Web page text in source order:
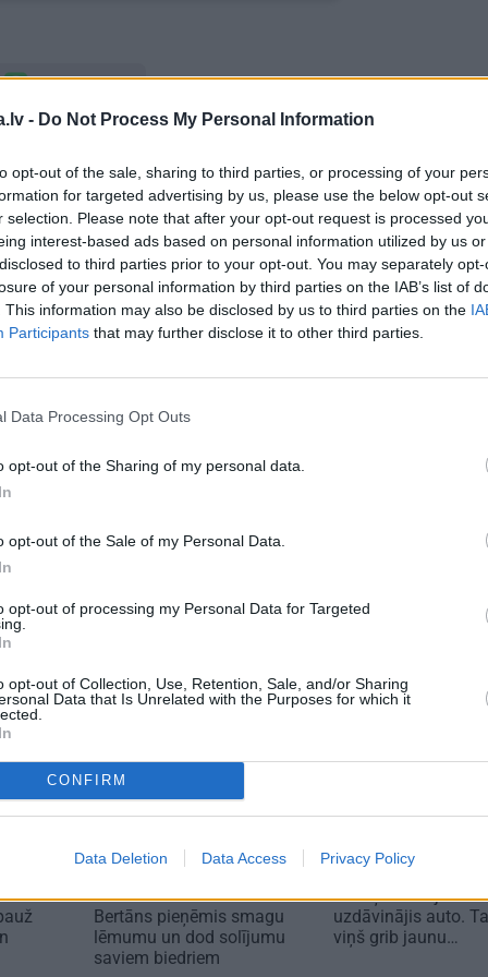
- Do Not Process My Personal Information
opt-out of the sale, sharing to third parties, or processing of your
for targeted advertising by us, please use the below opt-out
selection. Please note that after your opt-out request is processed
interest-based ads based on personal information utilized by us
to third parties prior to your opt-out. You may separately
of your personal information by third parties on the IAB’s list of
This information may also be disclosed by us to third parties on the
Participants that may further disclose it to other third parties.
Data Processing Opt Outs
opt-out of the Sharing of my personal data.
opt-out of the Sale of my Personal Data.
opt-out of processing my Personal Data for Targeted
opt-out of Collection, Use, Retention, Sale, and/or Sharing
Data that Is Unrelated with the Purposes for which it
CONFIRM
Data Deletion Data Access Privacy Policy
NĀVE SKUMJAS
autortiesību objekts Autortiesību likuma izpratnē, un tā
lasi
izlase
REKLĀMRAKSTS
izmaksas? Skaidro
mīlestību
Basketbolists Dāvis
Bertāns pieņēmis smagu
lēmumu un dod solījumu
saviem biedriem
Bērziņam miljonārs
uzdāvinājis auto.
viņš grib jaunu…